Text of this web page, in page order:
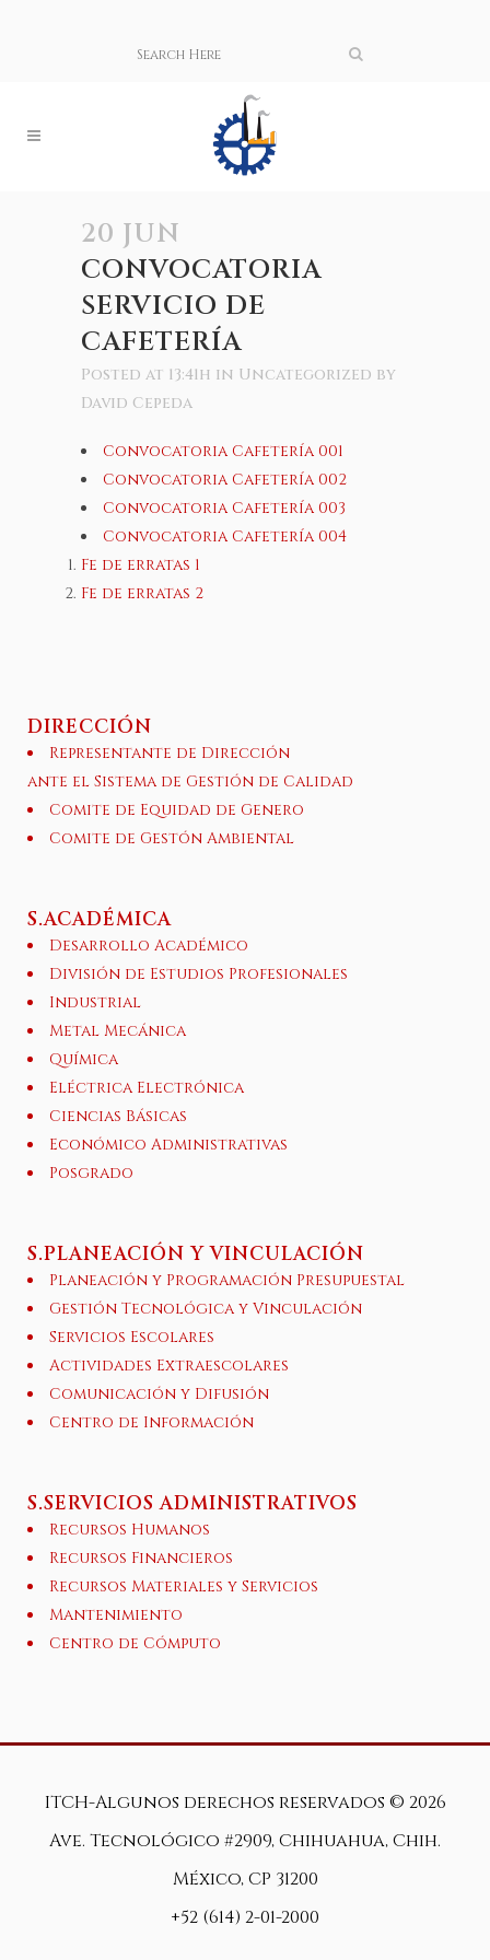
20 JUN
CONVOCATORIA
SERVICIO DE
CAFETERÍA
Posted at 13:41h in Uncategorized by
David Cepeda
Convocatoria Cafetería 001
Convocatoria Cafetería 002
Convocatoria Cafetería 003
Convocatoria Cafetería 004
Fe de erratas 1
Fe de erratas 2
DIRECCIÓN
Representante de Dirección
ante el Sistema de Gestión de Calidad
Comite de Equidad de Genero
Comite de Gestón Ambiental
S.ACADÉMICA
Desarrollo Académico
División de Estudios Profesionales
Industrial
Metal Mecánica
Química
Eléctrica Electrónica
Ciencias Básicas
Económico Administrativas
Posgrado
S.PLANEACIÓN Y VINCULACIÓN
Planeación y Programación Presupuestal
Gestión Tecnológica y Vinculación
Servicios Escolares
Actividades Extraescolares
Comunicación y Difusión
Centro de Información
S.SERVICIOS ADMINISTRATIVOS
Recursos Humanos
Recursos Financieros
Recursos Materiales y Servicios
Mantenimiento
Centro de Cómputo
ITCH-Algunos derechos reservados © 2026
Ave. Tecnológico #2909, Chihuahua, Chih.
México, CP 31200
+52 (614) 2-01-2000